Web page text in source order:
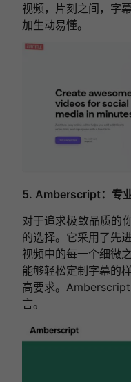
视频，片刻之间，字
加生动易懂。
5. Amberscript：专
对于追求极致品质的
的选择。它采用了先
视频中的每一个细微
能够轻松定制字幕的
高要求。
言。